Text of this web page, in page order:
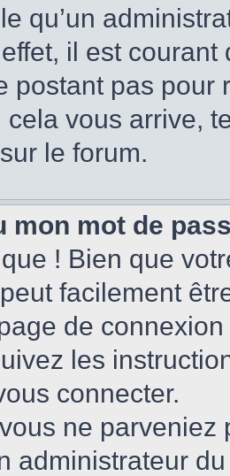
qu’un
il est
postant pas
cela vous arrive,
le forum.
mon mot de
! Bien que
facilement
de
les
connecter.
ne
administrateur